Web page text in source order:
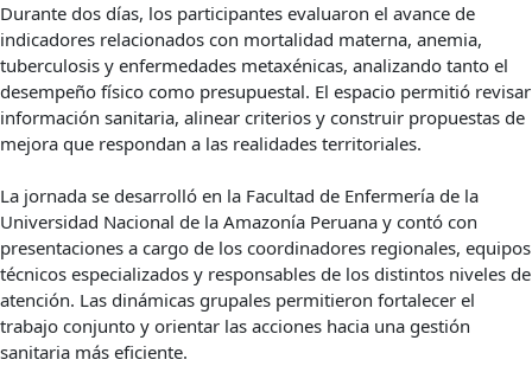
Durante dos días, los participantes evaluaron el avance de
indicadores relacionados con mortalidad materna, anemia,
tuberculosis y enfermedades metaxénicas, analizando tanto el
desempeño físico como presupuestal. El espacio permitió revisar
información sanitaria, alinear criterios y construir propuestas de
mejora que respondan a las realidades territoriales.
La jornada se desarrolló en la Facultad de Enfermería de la
Universidad Nacional de la Amazonía Peruana y contó con
presentaciones a cargo de los coordinadores regionales, equipos
técnicos especializados y responsables de los distintos niveles de
atención. Las dinámicas grupales permitieron fortalecer el
trabajo conjunto y orientar las acciones hacia una gestión
sanitaria más eficiente.